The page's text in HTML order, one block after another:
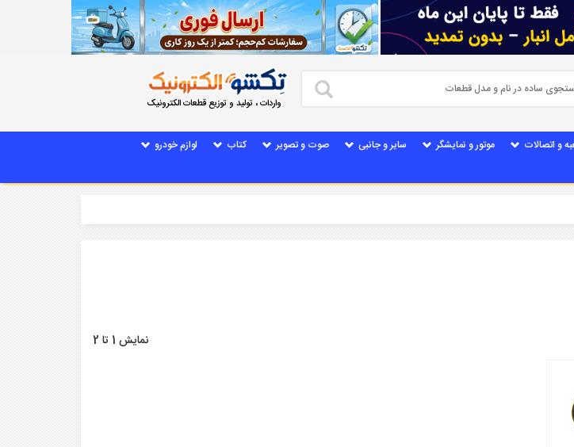
واردات ، تولید و توزیع قطعات الکترونیک
و اتصالات موتور و نمایشگر سایر و جانبی صوت و تصویر کتاب
لوازم خودرو
نمایش 1 تا 2